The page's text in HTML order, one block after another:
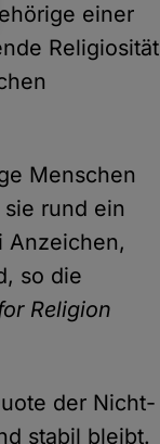
einer
Religiosität
Menschen
rund ein
Anzeichen,
so die
Religion
der Nicht-
stabil bleibt.